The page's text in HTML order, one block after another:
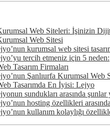
Web Siteleri: İşinizin
Web Sitesi
kurumsal web sitesi
tercih etmeniz için 5 neden:
Tasarım Firmaları
Şanlıurfa Kurumsal Web
Tasarımda En İyisi: Lejyo
sundukları arasında şunlar
hosting özellikleri
kullanım kolaylığı